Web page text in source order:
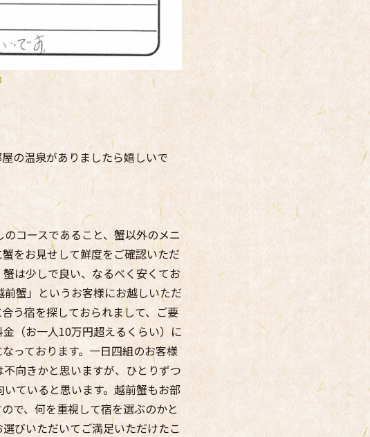
の温泉がありましたら嬉しいで
コースであること、蟹以外のメニ
をお見せして鮮度をご確認いただ
は少しで良い、なるべく安くてお
蟹」というお客様にお越しいただ
う宿を探しておられまして、ご要
（お一人10万円超えるくらい）に
っております。一日四組のお客様
向きかと思いますが、ひとりずつ
ていると思います。越前蟹もお部
で、何を重視して宿を選ぶのかと
びいただいてご満足いただけたこ